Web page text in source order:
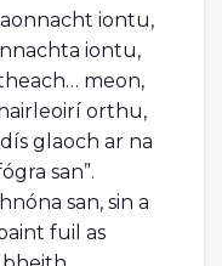
iontu,
iontu,
meon,
orthu,
glaoch ar na
san”.
san, sin a
fuil as